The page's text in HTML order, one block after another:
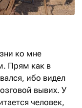
ко мне
Прям как в
ибо видел
вывих. У
человек,